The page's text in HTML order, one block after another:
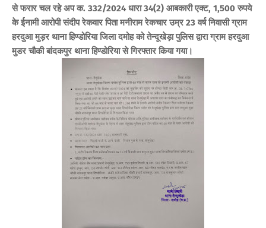
से फरारचल रहेअप क. 332/2024 धारा 34(2) आबकारी एक्ट, 1,500 रुपये
के ईनामी आरोपी संदीप रेकवार पिता मनीराम रेकचार उम्र 23 वर्ष निवासी ग्राम
हरदुआ मुड़र थाना हिण्डोरिया जिला दमोह को तेन्दूखेड़ा पुलिस द्वारा ग्राम हरदुआ
मुडर चौकी बांदकपुर थाना हिण्डोरिया से गिरफ्तार किया गया।